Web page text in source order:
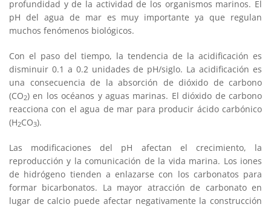
profundidad y de la actividad de los organismos marinos. El
pH del agua de mar es muy importante ya que regulan
muchos fenómenos biológicos.
Con el paso del tiempo, la tendencia de la acidificación es
disminuir 0.1 a 0.2 unidades de pH/siglo. La acidificación es
una consecuencia de la absorción de dióxido de carbono
(CO2) en los océanos y aguas marinas. El dióxido de carbono
reacciona con el agua de mar para producir ácido carbónico
(H2CO3).
Las modificaciones del pH afectan el crecimiento, la
reproducción y la comunicación de la vida marina. Los iones
de hidrógeno tienden a enlazarse con los carbonatos para
formar bicarbonatos. La mayor atracción de carbonato en
lugar de calcio puede afectar negativamente la construcción